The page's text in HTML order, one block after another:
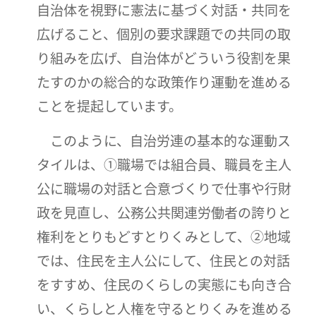
自治体を視野に憲法に基づく対話・共同を
広げること、個別の要求課題での共同の取
り組みを広げ、自治体がどういう役割を果
たすのかの総合的な政策作り運動を進める
ことを提起しています。
このように、自治労連の基本的な運動ス
タイルは、①職場では組合員、職員を主人
公に職場の対話と合意づくりで仕事や行財
政を見直し、公務公共関連労働者の誇りと
権利をとりもどすとりくみとして、②地域
では、住民を主人公にして、住民との対話
をすすめ、住民のくらしの実態にも向き合
い、くらしと人権を守るとりくみを進める